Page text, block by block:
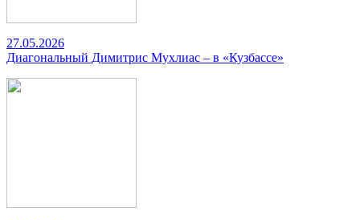
27.05.2026
Диагональный Димитрис Мухлиас – в «Кузбассе»